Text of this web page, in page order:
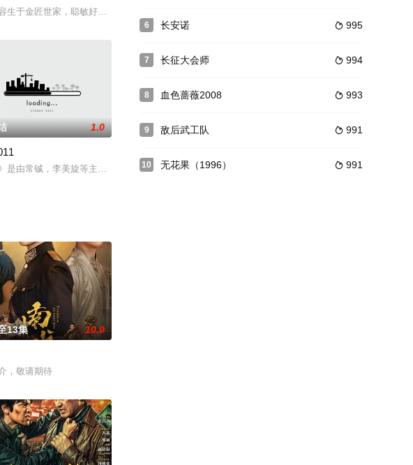
左漫意外发现他
灵骨，却不料灵骨已被沉浮轩（茶馆）的小掌柜陆长
神，艰难支撑国家半壁江山的家国故事。
生于金匠世家，聪敏好学，由于目睹姐姐的不幸婚姻，遂立誓自强自立，绝不随波逐流，一定要掌控
三角关系的终极发展究竟如何，他们将如何演绎这
在南京保卫战中结识了中国共产党地下党员袁玉婷、大学教授周永民、国军士兵许秀
1.0
》是由常铖，李美旋等主演，王国贤执导，董海龙、刘潇潇、韩超担任编剧的刑侦电视剧，该剧于2011
国内乱的漩
过摸排、勘查等传统刑侦手段，接连破获数起重
策划的“夏令营”完成复仇的受害者；临终前与遗憾和解的“无用之人”；共享同一具
13集 10.0
，敬请期待
6  995
长安诺
7  994
长征大会师
8  993
血色蔷薇2008
9  991
敌后武工队
10  991
无花果（1996）